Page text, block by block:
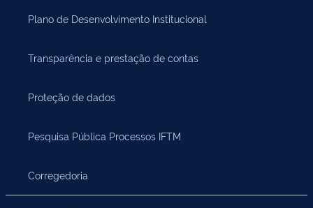
Plano de Desenvolvimento Institucional
Transparência e prestação de contas
Proteção de dados
Pesquisa Pública Processos IFTM
Corregedoria